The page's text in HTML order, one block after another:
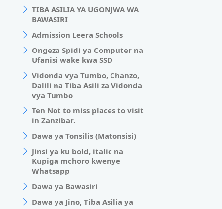
TIBA ASILIA YA UGONJWA WA
BAWASIRI
Admission Leera Schools
Ongeza Spidi ya Computer na
Ufanisi wake kwa SSD
Vidonda vya Tumbo, Chanzo,
Dalili na Tiba Asili za Vidonda
vya Tumbo
Ten Not to miss places to visit
in Zanzibar.
Dawa ya Tonsilis (Matonsisi)
Jinsi ya ku bold, italic na
Kupiga mchoro kwenye
Whatsapp
Dawa ya Bawasiri
Dawa ya Jino, Tiba Asilia ya